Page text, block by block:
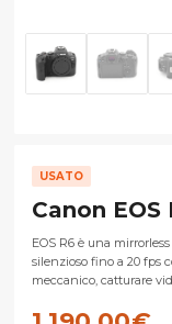
USATO
Canon EOS
EOS R6 è una
silenzioso fino a 20 fps
meccanico, catturare